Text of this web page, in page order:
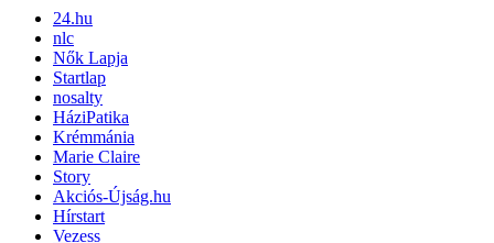
24.hu
nlc
Nők Lapja
Startlap
nosalty
HáziPatika
Krémmánia
Marie Claire
Story
Akciós-Újság.hu
Hírstart
Vezess